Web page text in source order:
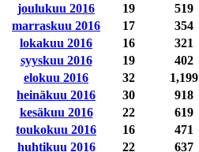
joulukuu 2016
19 519
marraskuu 2016
17 354
lokakuu 2016
16 321
syyskuu 2016
19 402
elokuu 2016
32 1,199
heinäkuu 2016
30 918
kesäkuu 2016
22 619
toukokuu 2016
16 471
huhtikuu 2016
22 637